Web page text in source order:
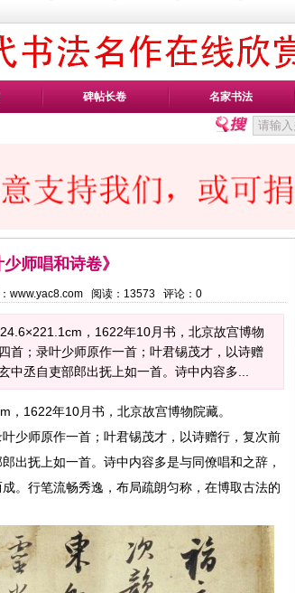
碑帖长卷 名家书法
师唱和诗卷》
www.yac8.com 阅读： 13573评论： 0
，1622年10月书，北京故宫博物
首；录叶少师原作一首；叶君锡茂才，以诗赠
丞自吏部郎出抚上如一首。诗中内容多...
1622年10月书，北京故宫博物院藏。
少师原作一首；叶君锡茂才，以诗赠行，复次前
出抚上如一首。诗中内容多是与同僚唱和之辞，
。行笔流畅秀逸，布局疏朗匀称，在博取古法的